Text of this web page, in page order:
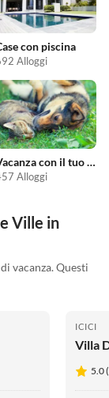
con piscina
Alloggi
Vacanza con il tuo animale domestico
Alloggi
Ville in
vacanza. Questi
ICICI
Villa
5.0